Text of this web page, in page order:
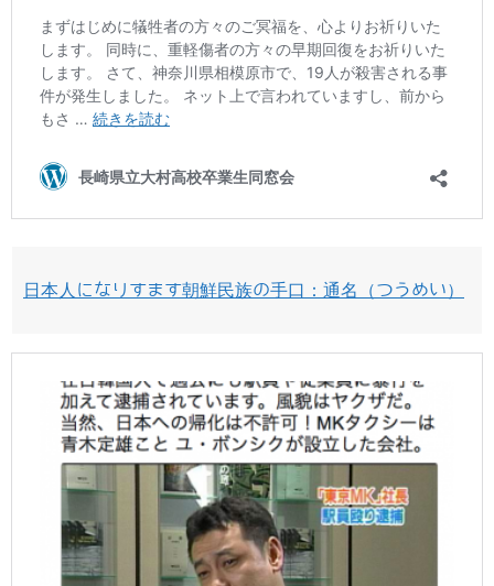
日本人になりすます朝鮮民族の手口：通名（つうめい）